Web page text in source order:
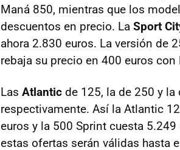
Maná 850, mientras que los
descuentos en precio. La Sport
ahora 2.830 euros. La versión de
rebaja su precio en 400 euros
Las Atlantic de 125, la de 250 y
respectivamente. Así la Atlantic
euros y la 500 Sprint cuesta
estas ofertas serán válidas hasta